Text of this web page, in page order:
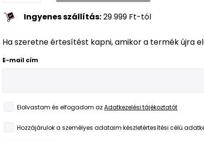
Ingyenes szállítás:29 999 Ft-tól
Ha szeretne értesítést kapni, amikor a termék újra
E-mail cím
Elolvastam és elfogadom azAdatkezelési tájékoztatót
Hozzájárulok a személyes adataim készletértesítési célú